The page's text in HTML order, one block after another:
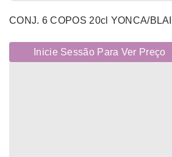
CONJ. 6 COPOS 20cl YONCA/
Inicie Sessão Para Ver Preço